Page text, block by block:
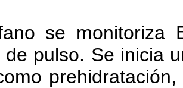
se monitoriza
de pulso. Se inicia